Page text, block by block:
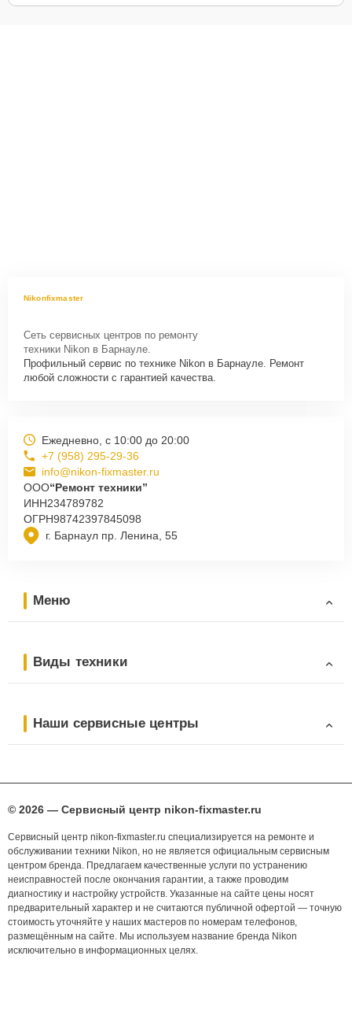
Nikonfixmaster
Сеть сервисных центров по ремонту
техники Nikon в Барнауле.
Профильный сервис по технике Nikon в Барнауле. Ремонт
любой сложности с гарантией качества.
г. Барнаул пр. Ленина, 55
Ежедневно, с 10:00 до 20:00
+7 (958) 295-29-36
info@nikon-fixmaster.ru
ООО“Ремонт техники”
ИНН234789782
ОГРН98742397845098
Меню
Виды техники
Наши сервисные центры
© 2026 — Сервисный центр nikon-fixmaster.ru
Сервисный центр nikon-fixmaster.ru специализируется на ремонте и
обслуживании техники Nikon, но не является официальным сервисным
центром бренда. Предлагаем качественные услуги по устранению
неисправностей после окончания гарантии, а также проводим
диагностику и настройку устройств. Указанные на сайте цены носят
предварительный характер и не считаются публичной офертой — точную
стоимость уточняйте у наших мастеров по номерам телефонов,
размещённым на сайте. Мы используем название бренда Nikon
исключительно в информационных целях.